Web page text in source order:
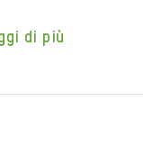
di più